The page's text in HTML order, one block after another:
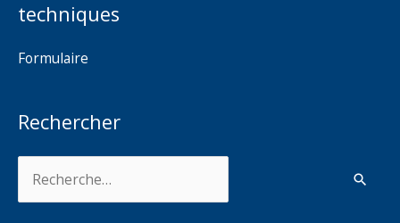
techniques
Formulaire
Rechercher